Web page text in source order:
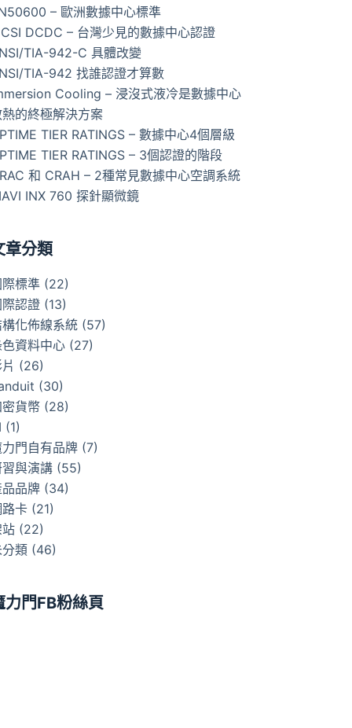
– 歐洲數據中心標準
DCDC – 台灣少見的數據中心認證
TIA-942-C 具體改變
TIA-942 找誰認證才算數
Cooling – 浸沒式液冷是數據中心
的終極解決方案
TIER RATINGS – 數據中心4個層級
TIER RATINGS – 3個認證的階段
和 CRAH – 2種常見數據中心空調系統
INX 760 探針顯微鏡
章分類
標準 (22)
認證 (13)
化佈線系統 (57)
資料中心 (27)
(26)
(30)
貨幣 (28)
(1)
門自有品牌 (7)
與演講 (55)
品牌 (34)
卡 (21)
(22)
類 (46)
力門FB粉絲頁